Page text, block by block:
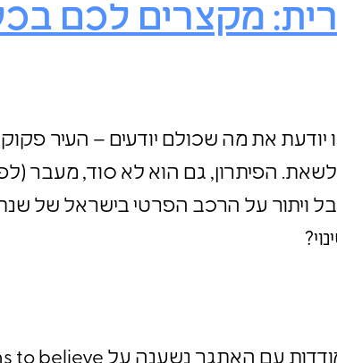
מקצרים לכם
יודעת את מה שכולם יודעים – העיר
לשאת. הפיתרון, גם הוא לא סוד, מעבר